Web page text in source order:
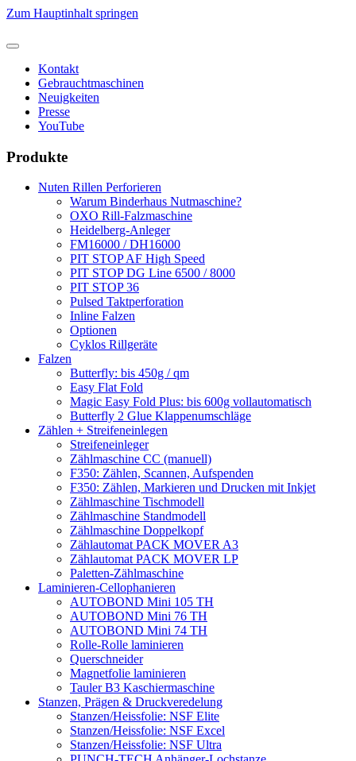
Zum Hauptinhalt springen
Kontakt
Gebrauchtmaschinen
Neuigkeiten
Presse
YouTube
Produkte
Nuten Rillen Perforieren
Warum Binderhaus Nutmaschine?
OXO Rill-Falzmaschine
Heidelberg-Anleger
FM16000 / DH16000
PIT STOP AF High Speed
PIT STOP DG Line 6500 / 8000
PIT STOP 36
Pulsed Taktperforation
Inline Falzen
Optionen
Cyklos Rillgeräte
Falzen
Butterfly: bis 450g / qm
Easy Flat Fold
Magic Easy Fold Plus: bis 600g vollautomatisch
Butterfly 2 Glue Klappenumschläge
Zählen + Streifeneinlegen
Streifeneinleger
Zählmaschine CC (manuell)
F350: Zählen, Scannen, Aufspenden
F350: Zählen, Markieren und Drucken mit Inkjet
Zählmaschine Tischmodell
Zählmaschine Standmodell
Zählmaschine Doppelkopf
Zählautomat PACK MOVER A3
Zählautomat PACK MOVER LP
Paletten-Zählmaschine
Laminieren-Cellophanieren
AUTOBOND Mini 105 TH
AUTOBOND Mini 76 TH
AUTOBOND Mini 74 TH
Rolle-Rolle laminieren
Querschneider
Magnetfolie laminieren
Tauler B3 Kaschiermaschine
Stanzen, Prägen & Druckveredelung
Stanzen/Heissfolie: NSF Elite
Stanzen/Heissfolie: NSF Excel
Stanzen/Heissfolie: NSF Ultra